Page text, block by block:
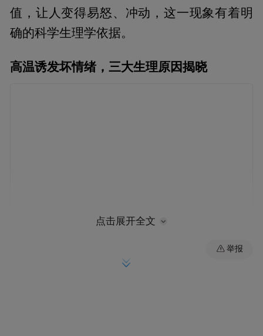
值，让人变得易怒、冲动，这一现象有着明
确的科学生理学依据。
高温诱发坏情绪，三大生理原因揭晓
重生理变化。持续高温会让人体一直处于热
点击展开全文
举报